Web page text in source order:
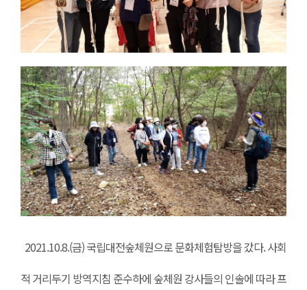
2021.10.8.(금) 국립대전숲체원으로 문화체험탐방을 갔다. 사회
적 거리두기 방역지침 준수하에 숲체원 강사들의 인솔에 따라 프